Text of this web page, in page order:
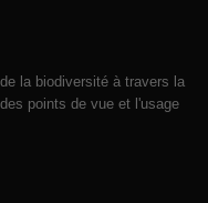
la biodiversité à travers la
points de vue et l'usage